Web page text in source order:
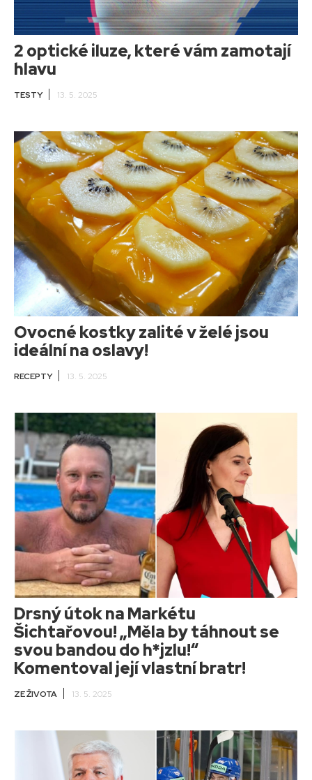
2 optické iluze, které vám zamotají
hlavu
TESTY 13. 5. 2025
Ovocné kostky zalité v želé jsou
ideální na oslavy!
RECEPTY 13. 5. 2025
Drsný útok na Markétu
Šichtařovou! „Měla by táhnout se
svou bandou do h*jzlu!“
Komentoval její vlastní bratr!
ZE ŽIVOTA 13. 5. 2025